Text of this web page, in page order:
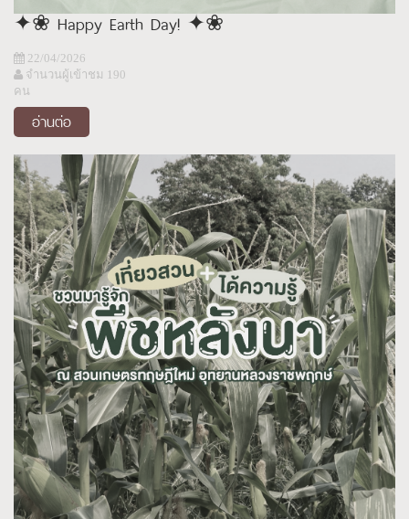
✦❀ Happy Earth Day! ✦❀
22/04/2026
จำนวนผู้เข้าชม 190
คน
อ่านต่อ